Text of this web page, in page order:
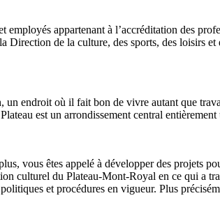
appartenant à l’accréditation des
Direction de la culture, des sports, des loisirs
endroit où il fait bon de vivre autant que
est un arrondissement central
vous êtes appelé à développer des projets
culturel du Plateau-Mont-Royal en ce qui a
et procédures en vigueur. Plus